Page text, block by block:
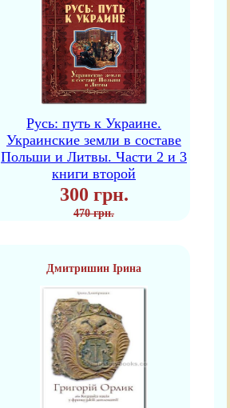
Русь: путь к Украине.
Украинские земли в составе
Польши и Литвы. Части 2 и 3
книги второй
300 грн.
470 грн.
Дмитришин Ірина